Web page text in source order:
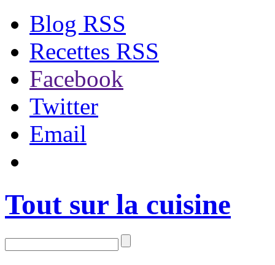
Blog RSS
Recettes RSS
Facebook
Twitter
Email
Tout sur la cuisine